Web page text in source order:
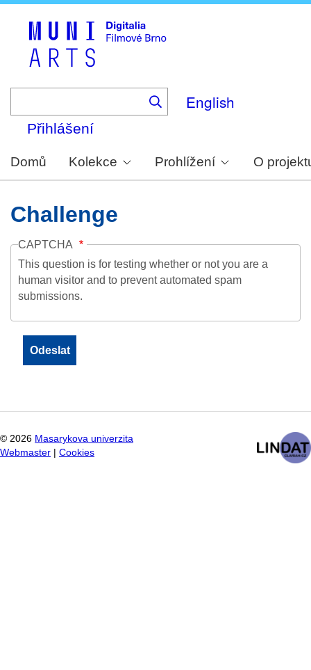
English
Přihlášení
Domů Kolekce Prohlížení O
Challenge
CAPTCHA
This question is for testing whether or not you are a
human visitor and to prevent automated spam
submissions.
© 2026 Masarykova univerzita
Webmaster
Cookies